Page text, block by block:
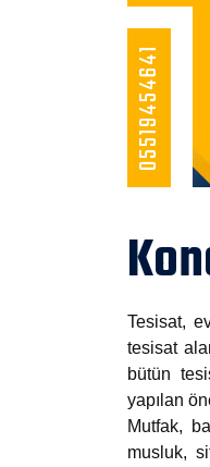
05519454641
Tesisat,
tesisat
bütün
yapılan
Mutfak,
musluk,